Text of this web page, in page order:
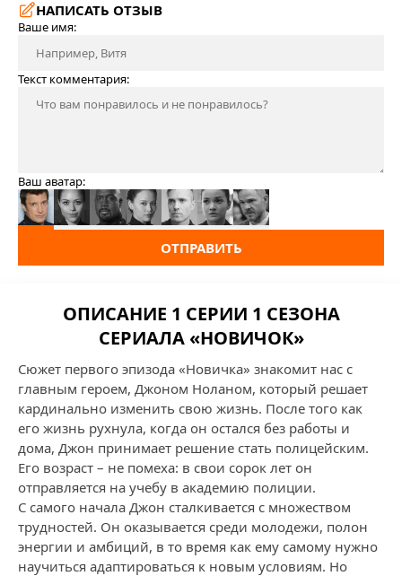
НАПИСАТЬ ОТЗЫВ
Ваше имя:
Текст комментария:
Ваш аватар:
ОТПРАВИТЬ
ОПИСАНИЕ 1 СЕРИИ 1 СЕЗОНА
СЕРИАЛА «НОВИЧОК»
Сюжет первого эпизода «Новичка» знакомит нас с
главным героем, Джоном Ноланом, который решает
кардинально изменить свою жизнь. После того как
его жизнь рухнула, когда он остался без работы и
дома, Джон принимает решение стать полицейским.
Его возраст – не помеха: в свои сорок лет он
отправляется на учебу в академию полиции.
С самого начала Джон сталкивается с множеством
трудностей. Он оказывается среди молодежи, полон
энергии и амбиций, в то время как ему самому нужно
научиться адаптироваться к новым условиям. Но